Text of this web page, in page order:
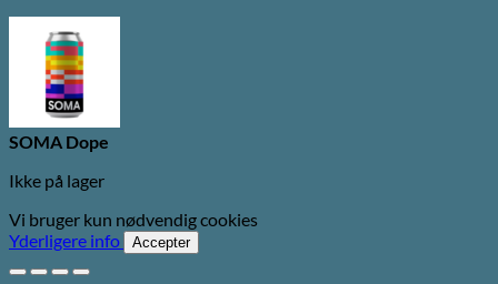
SOMA Dope
Ikke på lager
Vi bruger kun nødvendig cookies
Yderligere info
Accepter